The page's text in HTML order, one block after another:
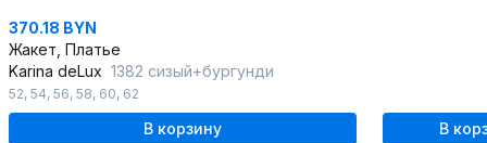
370.18 BYN
Жакет, Платье
Karina deLux 1382 сизый+бургунди
52, 54, 56, 58, 60, 62
В корзину В